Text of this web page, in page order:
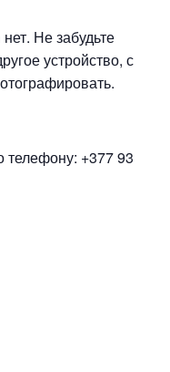
Не забудьте
устройство, с
+377 93